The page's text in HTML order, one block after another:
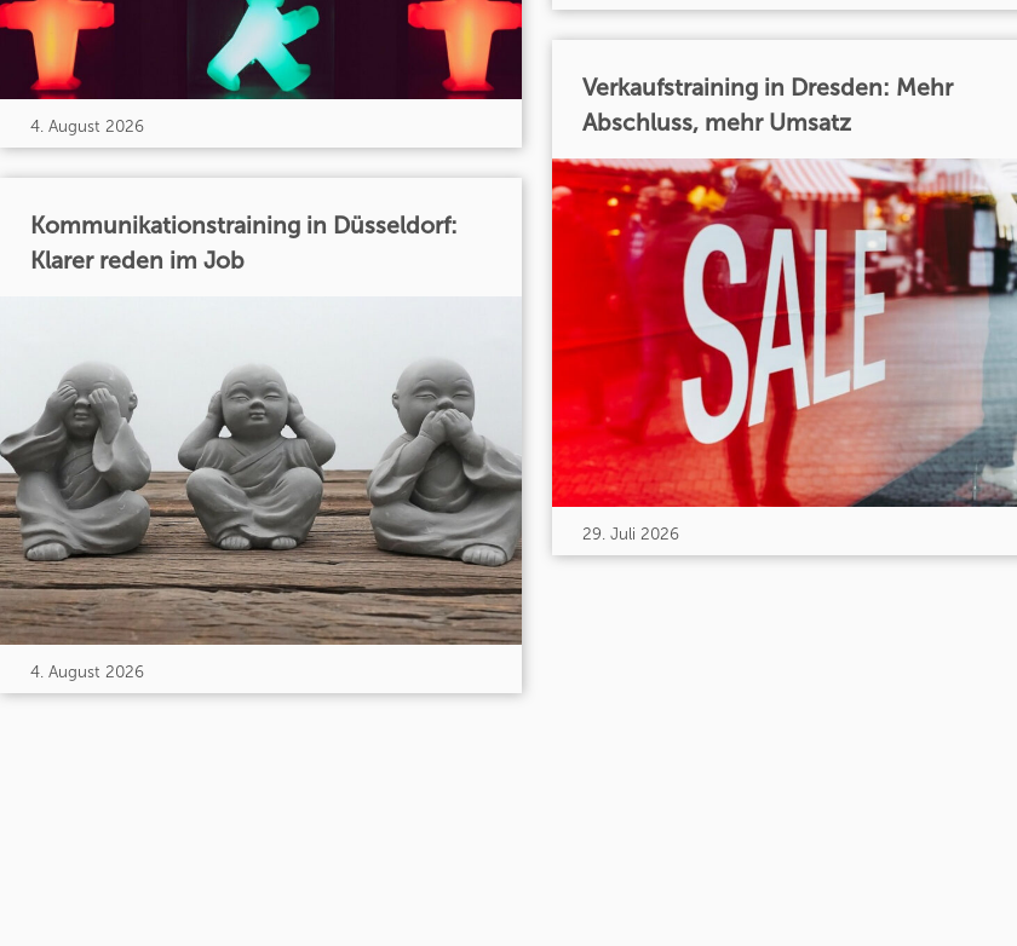
4. August 2026
Kommunikationstraining in Düsseldorf:
Klarer reden im Job
4. August 2026
Verkaufstraining in Dresden: Mehr
Abschluss, mehr Umsatz
29. Juli 2026